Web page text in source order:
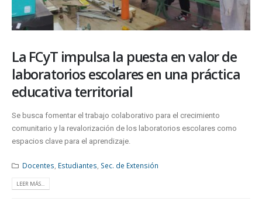
La FCyT impulsa la puesta en valor de
laboratorios escolares en una práctica
educativa territorial
Se busca fomentar el trabajo colaborativo para el crecimiento
comunitario y la revalorización de los laboratorios escolares como
espacios clave para el aprendizaje.
Docentes Estudiantes Sec. de Extensión
LEER MÁS...